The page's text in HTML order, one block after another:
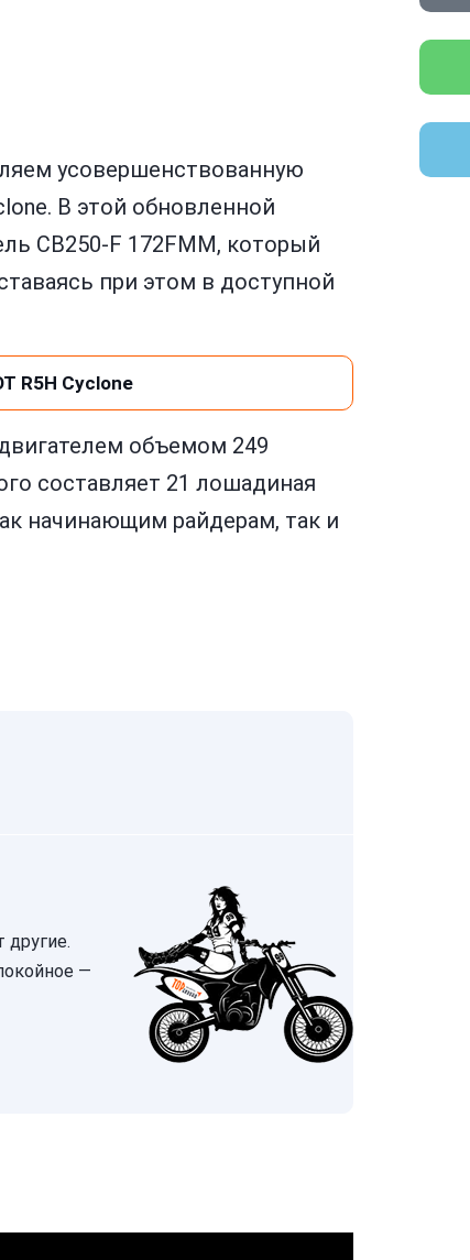
усовершенствованную
В этой обновленной
CB250-F 172FMM, который
при этом в доступной
R5H Cyclone
объемом 249
составляет 21 лошадиная
начинающим райдерам, так и
другие.
—